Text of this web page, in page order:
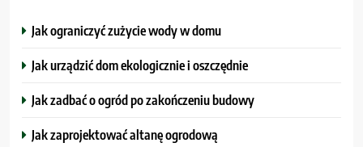
Jak ograniczyć zużycie wody w domu
Jak urządzić dom ekologicznie i oszczędnie
Jak zadbać o ogród po zakończeniu budowy
Jak zaprojektować altanę ogrodową